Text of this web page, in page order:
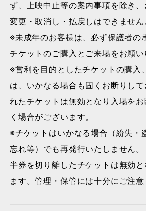
ず、上映中止等の案内事項を除き
変更・取消し・払戻しはできません
※未成年のお客様は、必ず保護者の
チケットのご購入とご来場をお願い
※営利を目的としたチケットの購入
は、いかなる場合も固くお断りし
れたチケットは無効となり入場を
く場合がございます。
※チケットはいかなる場合（紛失・
忘れ等）でも再発行いたしません
半券を切り離したチケットは無効
ます。管理・保管には十分にご注意